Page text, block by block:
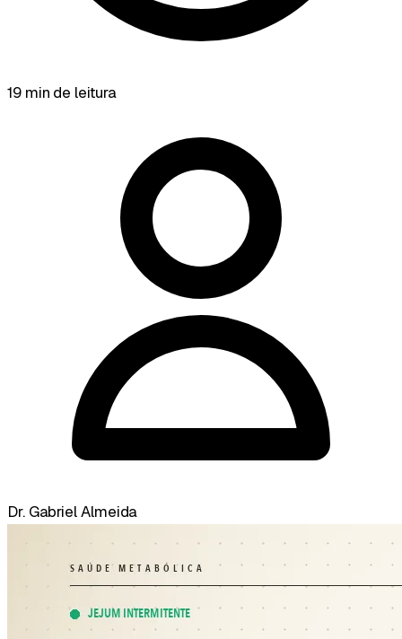
19 min de leitura
Dr. Gabriel Almeida